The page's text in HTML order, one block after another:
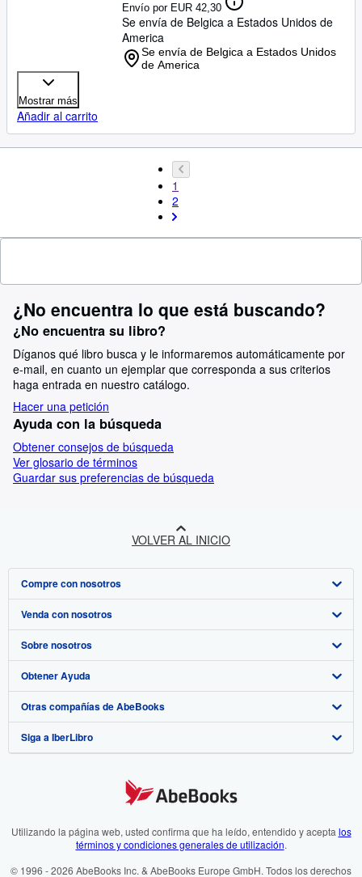
Envío por EUR 42,30
Se envía de Belgica a Estados Unidos de
America
Se envía de Belgica a Estados Unidos
de America
Mostrar más
Añadir al carrito
1
2
¿No encuentra lo que está buscando?
¿No encuentra su libro?
Díganos qué libro busca y le informaremos automáticamente por
e-mail, en cuanto un ejemplar que corresponda a sus criterios
haga entrada en nuestro catálogo.
Hacer una petición
Ayuda con la búsqueda
Obtener consejos de búsqueda
Ver glosario de términos
Guardar sus preferencias de búsqueda
VOLVER AL INICIO
Compre con nosotros
Búsqueda avanzada
Colecciones
Mi cuenta
Mis pedidos
Ver carrito
Venda con nosotros
Comenzar a vender
Únase a nuestro programa de afiliados
Recomiende un vendedor
Sobre nosotros
Sobre IberLibro
Medios
Empleo
Preferencias de cookies
Aviso de cookies
Obtener Ayuda
Preguntas frecuentes y guías
Atención al Cliente
Otras compañías de AbeBooks
AbeBooks.com
AbeBooks.fr
Siga a IberLibro
Utilizando la página web, usted confirma que ha leído, entendido y acepta los
términos y condiciones generales de utilización.
© 1996 - 2026 AbeBooks Inc. & AbeBooks Europe GmbH. Todos los derechos